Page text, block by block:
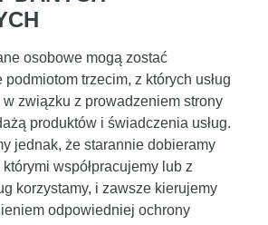
osobowe mogą zostać
podmiotom trzecim, z których usług
w związku z prowadzeniem strony
produktów i świadczenia usług.
jednak, że starannie dobieramy
którymi współpracujemy lub z
korzystamy, i zawsze kierujemy
odpowiedniej ochrony